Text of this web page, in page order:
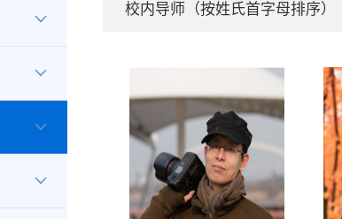
校内导师（按姓氏首字母排序）